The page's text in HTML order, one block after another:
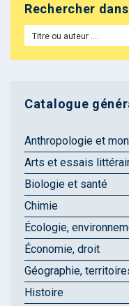
Rechercher
Catalogue
Anthropologie et
Arts et essais
Biologie et santé
Chimie
Écologie,
Économie, droit
Géographie,
Histoire